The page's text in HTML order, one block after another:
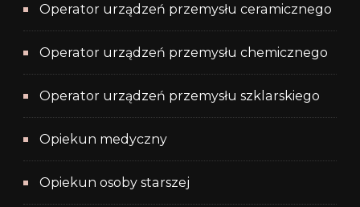
Operator urządzeń przemysłu ceramicznego
Operator urządzeń przemysłu chemicznego
Operator urządzeń przemysłu szklarskiego
Opiekun medyczny
Opiekun osoby starszej